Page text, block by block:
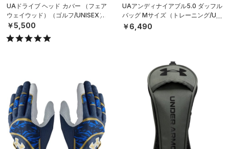
UAドライブ ヘッド カバー （フェア
ウェイウッド）（ゴルフ/UNISEX）
￥5,500
UAアンディナイアブル5.0 ダッフル
バッグ Mサイズ（トレーニング/UNI
SEX）
￥6,490